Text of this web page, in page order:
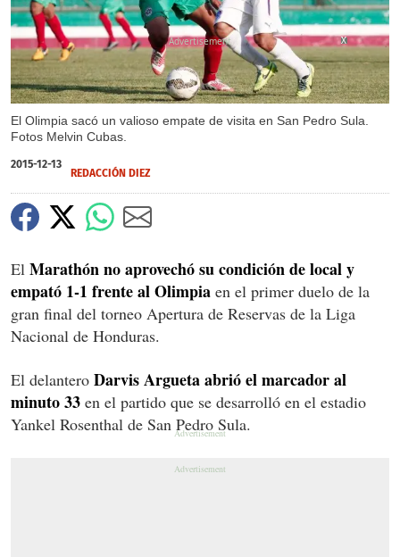
El Olimpia sacó un valioso empate de visita en San Pedro Sula.
Fotos Melvin Cubas.
X
X
2015-12-13
REDACCIÓN DIEZ
El Marathón no aprovechó su condición de local y
empató 1-1 frente al Olimpia en el primer duelo de la
gran final del torneo Apertura de Reservas de la Liga
Nacional de Honduras.
El delantero Darvis Argueta abrió el marcador al
minuto 33 en el partido que se desarrolló en el estadio
Yankel Rosenthal de San Pedro Sula.